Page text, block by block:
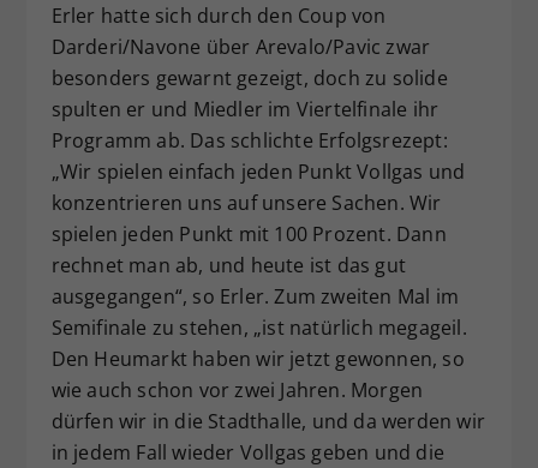
Erler hatte sich durch den Coup von
Darderi/Navone über Arevalo/Pavic zwar
besonders gewarnt gezeigt, doch zu solide
spulten er und Miedler im Viertelfinale ihr
Programm ab. Das schlichte Erfolgsrezept:
„Wir spielen einfach jeden Punkt Vollgas und
konzentrieren uns auf unsere Sachen. Wir
spielen jeden Punkt mit 100 Prozent. Dann
rechnet man ab, und heute ist das gut
ausgegangen“, so Erler. Zum zweiten Mal im
Semifinale zu stehen, „ist natürlich megageil.
Den Heumarkt haben wir jetzt gewonnen, so
wie auch schon vor zwei Jahren. Morgen
dürfen wir in die Stadthalle, und da werden wir
in jedem Fall wieder Vollgas geben und die